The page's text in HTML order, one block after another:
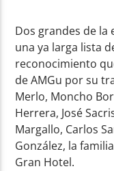
Dos grandes de la
una ya larga lista
reconocimiento
de AMGu por su
Merlo, Moncho
Herrera, José
Margallo, Carlos
González, la
Gran Hotel.